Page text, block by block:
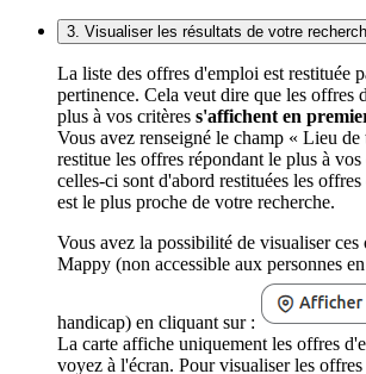
3. Visualiser les résultats de votre
La liste des offres d'emploi est restituée
pertinence. Cela veut dire que les offres
plus à vos critères s'affichent en
Vous avez renseigné le champ « Lieu
restitue les offres répondant le plus à vos
celles-ci sont d'abord restituées les
est le plus proche de votre recherche.
Vous avez la possibilité de visualiser
Mappy (non accessible aux personnes
handicap) en cliquant sur :
La carte affiche uniquement les offres
voyez à l'écran. Pour visualiser les